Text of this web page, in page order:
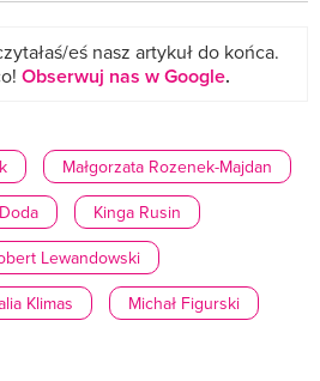
eś nasz artykuł do końca.
Obserwuj nas w Google.
Małgorzata Rozenek-Majdan
Doda
Kinga Rusin
Lewandowski
Klimas
Michał Figurski